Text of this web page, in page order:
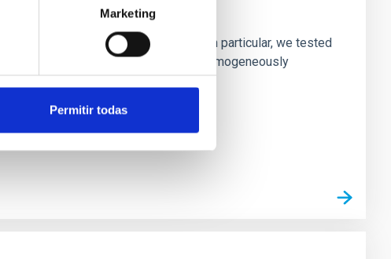
Marketing
Permitir todas
profiles of simulated galaxies. In particular, we tested
dark matter profiles. Methods. We homogeneously